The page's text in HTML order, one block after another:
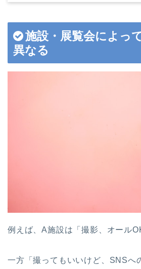
施設・展覧会によっ
異なる
例えば、A施設は「撮影、オール
一方「撮ってもいいけど、SNSへ